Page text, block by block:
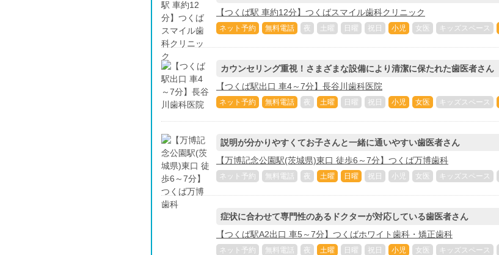
【つくば駅 車約12分】つくばスマイル歯科クリニック
ネット予約 無料電話 夜 土曜 日曜 祝日 小児 女医 キッズスペース
カウンセリング重視！さまざまな設備により清潔に保たれた歯医者さん
【つくば駅出口 車4～7分】長谷川歯科医院
ネット予約 無料電話 夜 土曜 日曜 祝日 小児 女医 キッズスペース
説明が分かりやすくてお子さんと一緒に通いやすい歯医者さん
【万博記念公園駅(茨城県)東口 徒歩6～7分】つくば万博歯科
ネット予約 無料電話 夜 土曜 日曜 祝日 小児 女医 キッズスペース
症状に合わせて専門性のあるドクターが対応している歯医者さん
【つくば駅A2出口 車5～7分】つくばホワイト歯科・矯正歯科
ネット予約 無料電話 夜 土曜 日曜 祝日 小児 女医 キッズスペース